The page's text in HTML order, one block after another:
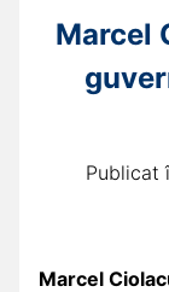
Marcel
Publicat
Marcel